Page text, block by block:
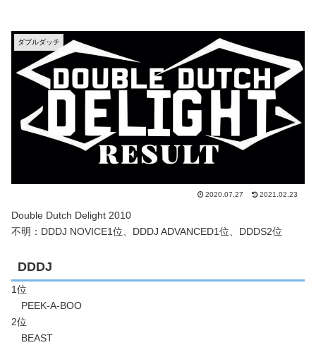
ダブルダッチ
2020.07.27 2021.02.23
Double Dutch Delight 2010
不明：DDDJ NOVICE1位、DDDJ ADVANCED1位、DDDS2位
DDDJ
1位
PEEK-A-BOO
2位
BEAST